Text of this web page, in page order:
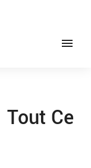
Ce